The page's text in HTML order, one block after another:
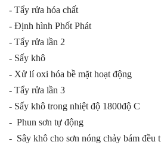
- Tẩy rửa hóa chất
- Định hình Phốt Phát
- Tẩy rửa lần 2
- Sấy khô
- Xử lí oxi hóa bề mặt hoạt động
- Tẩy rửa lần 3
- Sấy khô trong nhiệt độ 1800độ C
- Phun sơn tự động
- Sây khô cho sơn nóng chảy bám đều